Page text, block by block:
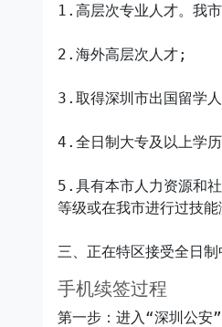
1.高层次专业人才。我
2.海外高层次人才;
3.取得深圳市出国留学
4.全日制大专及以上学
5.具有本市人力资源和
等级或在我市进行过技
手机续签过程
第一步：进入“深圳公安